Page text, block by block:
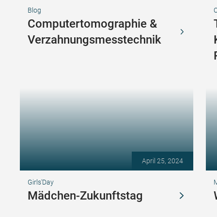
Blog
Computertomographie &
Verzahnungsmesstechnik
April 25, 2024
Girls'Day
Mädchen-Zukunftstag